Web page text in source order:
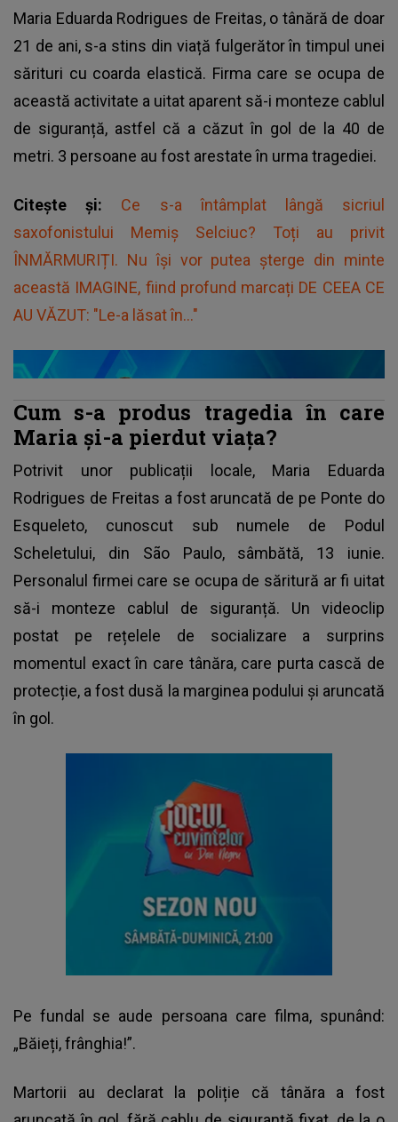
Maria Eduarda Rodrigues de Freitas, o tânără de doar
21 de ani, s-a stins din viață fulgerător în timpul unei
sărituri cu coarda elastică. Firma care se ocupa de
această activitate a uitat aparent să-i monteze cablul
de siguranță, astfel că a căzut în gol de la 40 de
metri. 3 persoane au fost arestate în urma tragediei.
Citește și: Ce s-a întâmplat lângă sicriul
saxofonistului Memiș Selciuc? Toți au privit
ÎNMĂRMURIȚI. Nu își vor putea șterge din minte
această IMAGINE, fiind profund marcați DE CEEA CE
AU VĂZUT: "Le-a lăsat în..."
Cum s-a produs tragedia în care
Maria și-a pierdut viața?
Potrivit unor publicații locale, Maria Eduarda
Rodrigues de Freitas a fost aruncată de pe Ponte do
Esqueleto, cunoscut sub numele de Podul
Scheletului, din São Paulo, sâmbătă, 13 iunie.
Personalul firmei care se ocupa de săritură ar fi uitat
să-i monteze cablul de siguranță. Un videoclip
postat pe rețelele de socializare a surprins
momentul exact în care tânăra, care purta cască de
protecție, a fost dusă la marginea podului și aruncată
în gol.
Pe fundal se aude persoana care filma, spunând:
„Băieți, frânghia!”.
Martorii au declarat la poliție că tânăra a fost